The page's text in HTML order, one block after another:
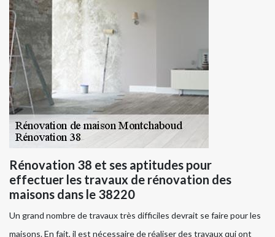
Rénovation 38 et ses aptitudes pour
effectuer les travaux de rénovation des
maisons dans le 38220
Un grand nombre de travaux très difficiles devrait se faire pour les
maisons. En fait, il est nécessaire de réaliser des travaux qui ont